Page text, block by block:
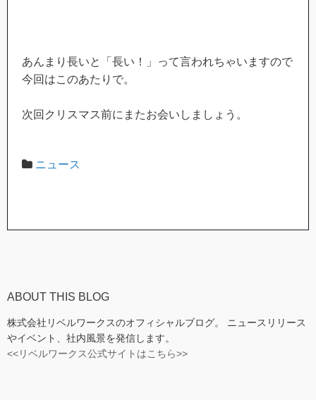
あんまり長いと「長い！」って言われちゃいますので
今回はこのあたりで。
次回クリスマス前にまたお会いしましょう。
ニュース
ABOUT THIS BLOG
株式会社リベルワークスのオフィシャルブログ。 ニュースリリース
やイベント、社内風景を発信します。
<<リベルワークス公式サイトはこちら>>